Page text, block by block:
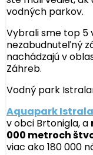
vodných parkov.
Vybrali sme top
nezabudnuteľný
nachádzajú v
Záhreb.
Vodný park
Aquapark
v obci Brtonigla, a
000 metroch
viac ako 180 000